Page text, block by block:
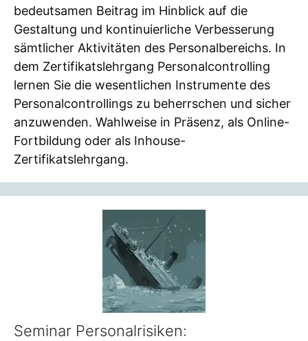
bedeutsamen Beitrag im Hinblick auf die
Gestaltung und kontinuierliche Verbesserung
sämtlicher Aktivitäten des Personalbereichs. In
dem Zertifikatslehrgang Personalcontrolling
lernen Sie die wesentlichen Instrumente des
Personalcontrollings zu beherrschen und sicher
anzuwenden. Wahlweise in Präsenz, als Online-
Fortbildung oder als Inhouse-
Zertifikatslehrgang.
Seminar Personalrisiken: